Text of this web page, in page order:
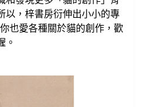
以，梓書房衍伸出小小的專
也愛各種關於貓的創作，歡
。